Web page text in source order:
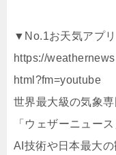
▼No.1お天気アプリ
https://
html?fm=youtube
世界最大級の気象
「ウェザーニュース
AI技術や日本最大